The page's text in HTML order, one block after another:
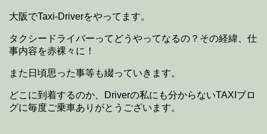
大阪でTaxi-Driverをやってます。
タクシードライバーってどうやってなるの？その経緯、仕
事内容を赤裸々に！
また日頃思った事等も綴っていきます。
どこに到着するのか、Driverの私にも分からないTAXIブロ
グに毎度ご乗車ありがとうございます。